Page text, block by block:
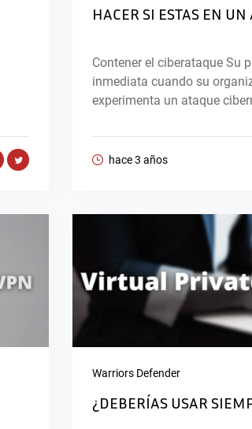
HACER SI ESTAS EN UN
Contener el ciberataque Su
inmediata cuando su
experimenta un ataque
hace 3 años
Warriors Defender
¿DEBERÍAS USAR